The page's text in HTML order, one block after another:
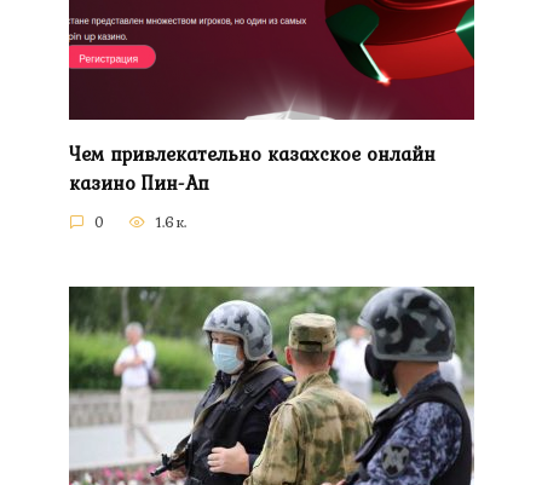
Чем привлекательно казахское онлайн
казино Пин-Ап
0 1.6к.